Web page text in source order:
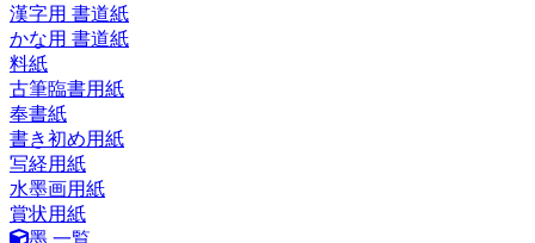
漢字用 書道紙
かな用 書道紙
料紙
古筆臨書用紙
奉書紙
書き初め用紙
写経用紙
水墨画用紙
賞状用紙
墨 一覧